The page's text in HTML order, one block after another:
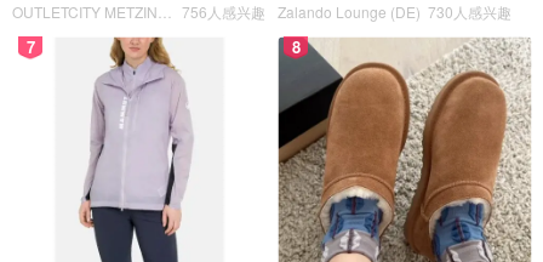
756人感兴趣 Zalando Lounge (DE) 730人感兴趣
7 8